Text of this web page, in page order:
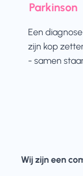
Parkinson
Een
zijn kop
- samen
Wij zijn een